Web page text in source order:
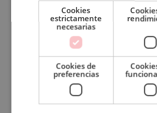
Contraseña
¿Has olvidado tu contraseña?
disfrutar mejor de su comida
niños juegan.
4. Asegúrate de que el
sala sabe cómo actuar
conocimientos sobre
Cookies
estrictamente
necesarias
Cookies de
preferencias